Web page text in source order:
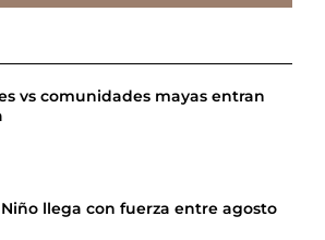
vs comunidades mayas entran
llega con fuerza entre agosto